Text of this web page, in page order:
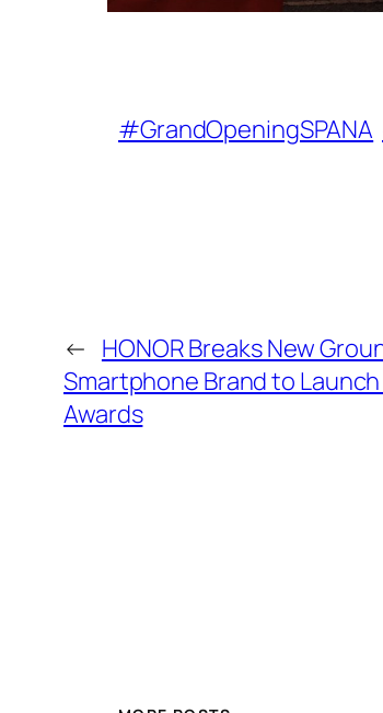
#GrandOpeningSPANA
← HONOR Breaks New
Smartphone Brand to
Awards